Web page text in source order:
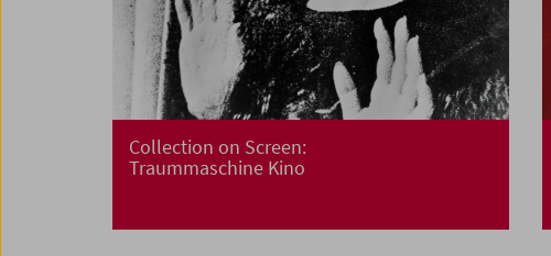
Collection on Screen:
Traummaschine Kino